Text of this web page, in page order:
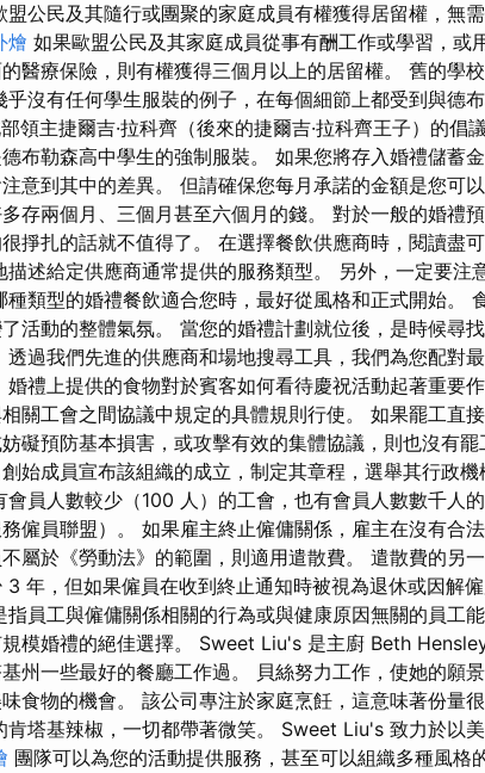
公民及其隨行或團聚的家庭成員有權獲得居留權，無
燴 如果歐盟公民及其家庭成員從事有酬工作或學習，或
醫療保險，則有權獲得三個月以上的居留權。 舊的學
沒有任何學生服裝的例子，在每個細節上都受到與德
領主捷爾吉·拉科齊（後來的捷爾吉·拉科齊王子）的倡
布勒森高中學生的強制服裝。 如果您將存入婚禮儲蓄
意到其中的差異。 但請確保您每月承諾的金額是您可
存兩個月、三個月甚至六個月的錢。 對於一般的婚禮
掙扎的話就不值得了。 在選擇餐飲供應商時，閱讀盡
述給定供應商通常提供的服務類型。 另外，一定要注
類型的婚禮餐飲適合您時，最好從風格和正式開始。
活動的整體氣氛。 當您的婚禮計劃就位後，是時候尋
過我們先進的供應商和場地搜尋工具，我們為您配對最
禮上提供的食物對於賓客如何看待慶祝活動起著重要
關工會之間協議中規定的具體規則行使。 如果罷工直
礙預防基本損害，或攻擊有效的集體協議，則也沒有
始成員宣布該組織的成立，制定其章程，選舉其行政機
員人數較少（100 人）的工會，也有會員人數數千人
僱員聯盟）。 如果雇主終止僱傭關係，雇主在沒有合
屬於《勞動法》的範圍，則適用遣散費。 遣散費的另
年，但如果僱員在收到終止通知時被視為退休或因解
員工與僱傭關係相關的行為或與健康原因無關的員工
模婚禮的絕佳選擇。 Sweet Liu's 是主廚 Beth
州一些最好的餐廳工作過。 貝絲努力工作，使她的願
食物的機會。 該公司專注於家庭烹飪，這意味著份量
肯塔基辣椒，一切都帶著微笑。 Sweet Liu's 致力於以
團隊可以為您的活動提供服務，甚至可以組織多種風格